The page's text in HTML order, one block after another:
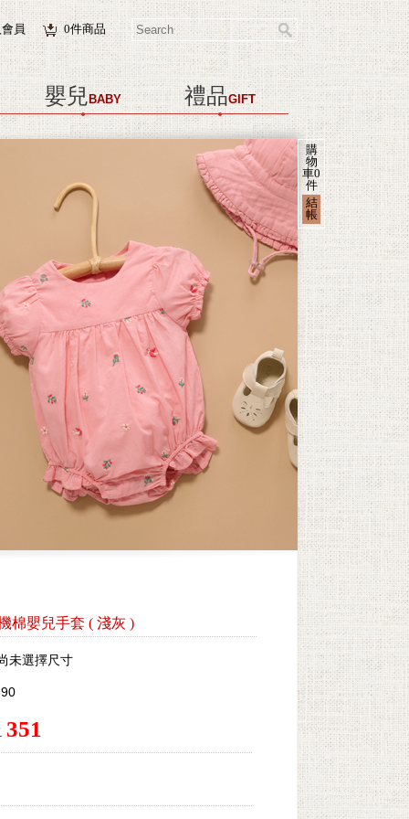
員 0件商品
嬰兒 BABY 禮品GIFT
購
物
車0
件
結
帳
棉嬰兒手套 ( 淺灰 )
未選擇尺寸
351